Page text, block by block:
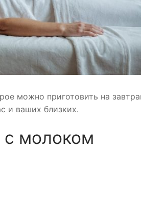
можно приготовить на
и ваших близких.
с молоком